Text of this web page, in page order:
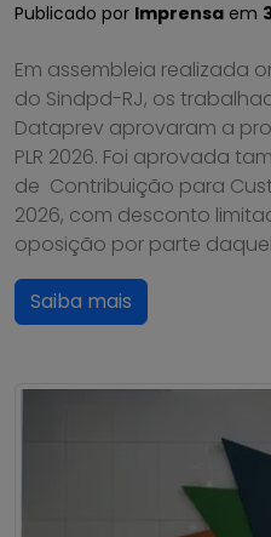
Publicado por Imprensa em
Em assembleia realizada
do Sindpd-RJ, os
Dataprev aprovaram a
PLR 2026. Foi aprovada
de Contribuição para
2026, com desconto
oposição por parte
Saiba mais